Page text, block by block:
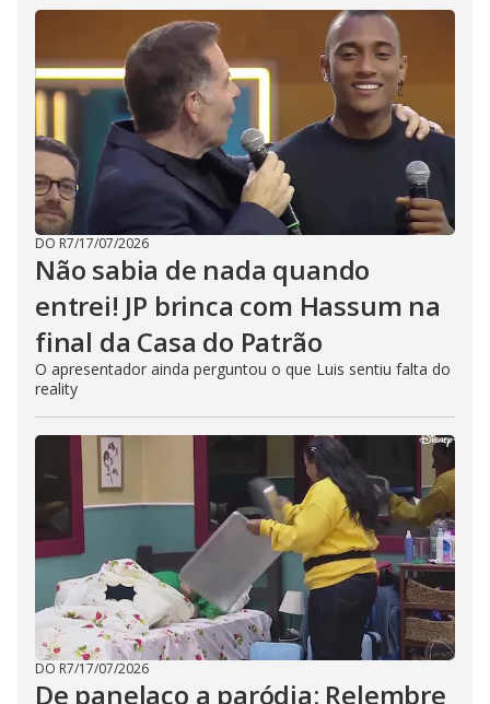
DO R7/17/07/2026
Não sabia de nada quando
entrei! JP brinca com Hassum na
final da Casa do Patrão
O apresentador ainda perguntou o que Luis sentiu falta do
reality
DO R7/17/07/2026
De panelaço a paródia: Relembre